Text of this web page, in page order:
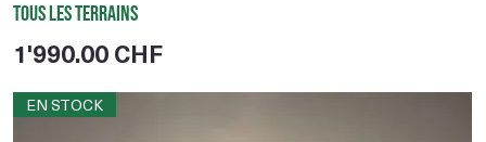
tous les terrains
Prix
1'990.00 CHF
EN STOCK